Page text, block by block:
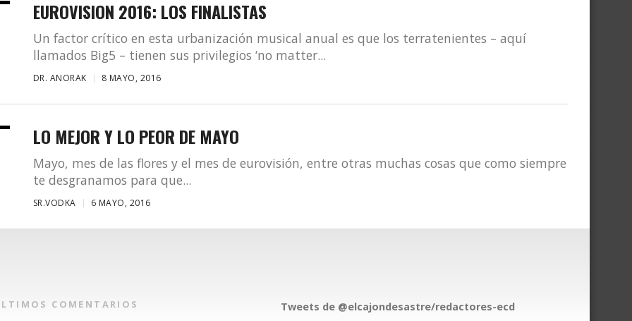
EUROVISION 2016: LOS FINALISTAS
Un factor crítico en esta urbanización musical anual es que los terratenientes – aquí
llamados Big5 – tienen sus privilegios ‘no matter...
DR. ANORAK 8 MAYO, 2016
LO MEJOR Y LO PEOR DE MAYO
Mayo, mes de las flores y el mes de eurovisión, entre otras muchas cosas que como siempre
te desgranamos para que...
SR.VODKA 6 MAYO, 2016
COMENTARIOS Tweets de @elcajondesastre/redactores-ecd